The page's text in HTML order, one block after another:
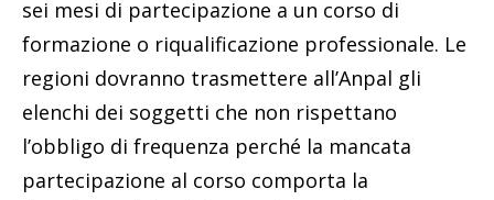
sei mesi di partecipazione a un corso di
formazione o riqualificazione professionale. Le
regioni dovranno trasmettere all’Anpal gli
elenchi dei soggetti che non rispettano
l’obbligo di frequenza perché la mancata
partecipazione al corso comporta la